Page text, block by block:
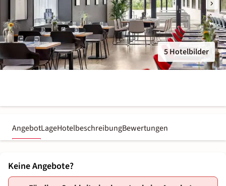
5 Hotelbilder
AngebotLageHotelbeschreibungBewertungen
Keine Angebote?